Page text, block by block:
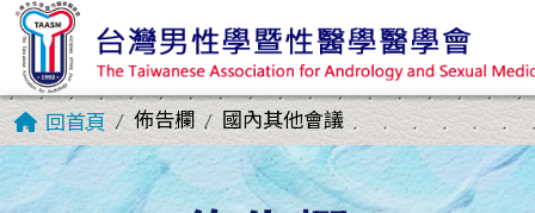
回首頁 佈告欄 國內其他會議